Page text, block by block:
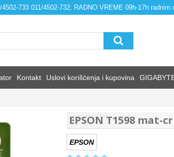
733 011/4502-732; RADNO VREME 09h-17h radnim
Kontakt Uslovi korišćenja i kupovina
EPSON T1598
EPSON